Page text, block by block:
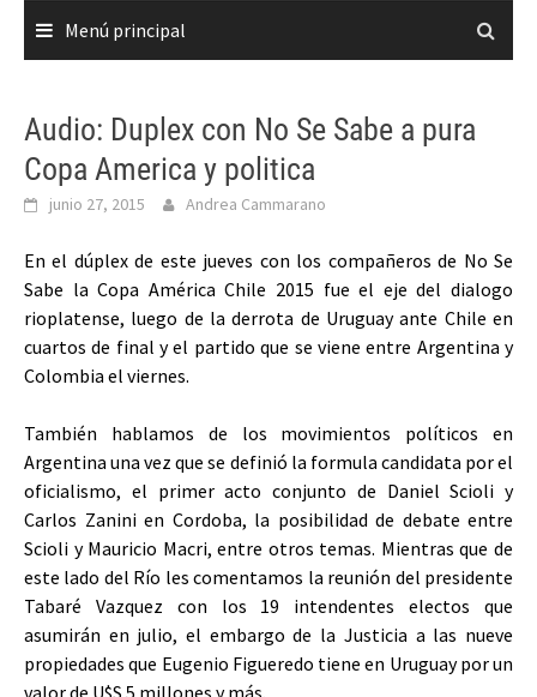
Menú principal
Audio: Duplex con No Se Sabe a pura
Copa America y politica
junio 27, 2015 Andrea Cammarano
En el dúplex de este jueves con los compañeros de No Se
Sabe la Copa América Chile 2015 fue el eje del dialogo
rioplatense, luego de la derrota de Uruguay ante Chile en
cuartos de final y el partido que se viene entre Argentina y
Colombia el viernes.
También hablamos de los movimientos políticos en
Argentina una vez que se definió la formula candidata por el
oficialismo, el primer acto conjunto de Daniel Scioli y
Carlos Zanini en Cordoba, la posibilidad de debate entre
Scioli y Mauricio Macri, entre otros temas. Mientras que de
este lado del Río les comentamos la reunión del presidente
Tabaré Vazquez con los 19 intendentes electos que
asumirán en julio, el embargo de la Justicia a las nueve
propiedades que Eugenio Figueredo tiene en Uruguay por un
valor de U$S 5 millones y más.